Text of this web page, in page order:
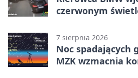
czerwonym
7 sierpnia 2026
Noc spadających
MZK wzmacnia